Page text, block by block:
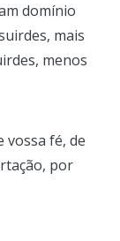
domínio
mais
menos
vossa fé, de
por